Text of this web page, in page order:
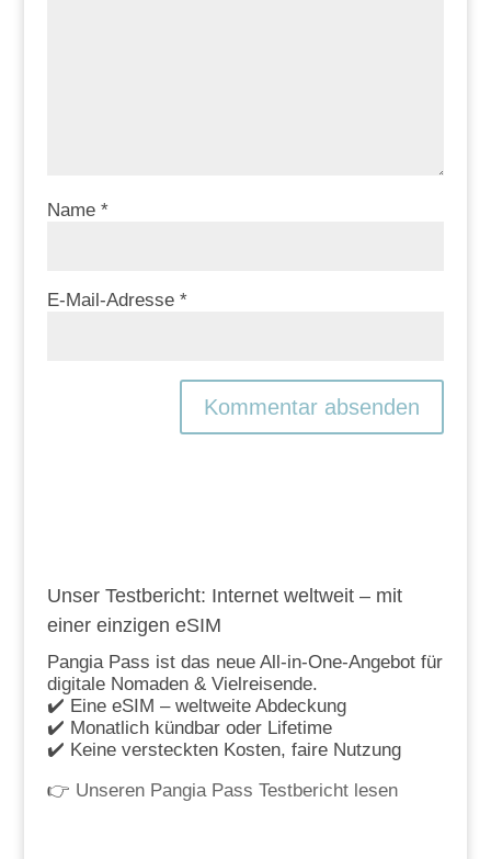
Name *
E-Mail-Adresse *
Unser Testbericht: Internet weltweit – mit
einer einzigen eSIM
Pangia Pass ist das neue All-in-One-Angebot für
digitale Nomaden & Vielreisende.
✔️ Eine eSIM – weltweite Abdeckung
✔️ Monatlich kündbar oder Lifetime
✔️ Keine versteckten Kosten, faire Nutzung
👉 Unseren Pangia Pass Testbericht lesen